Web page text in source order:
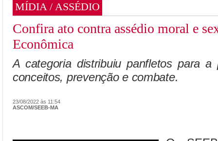
MÍDIA / ASSÉDIO
Confira ato contra assédio moral e
Econômica
A categoria distribuiu panfletos para a
conceitos, prevenção e combate.
23/08/2022 às 11:54
ASCOM/SEEB-MA